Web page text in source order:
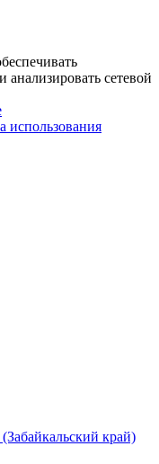
сетевой
использования
край)